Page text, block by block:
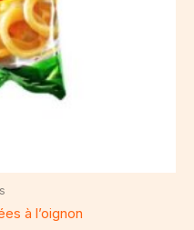
à l’oignon